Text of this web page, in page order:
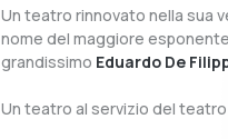
Un teatro rinnovato nella sua
nome del maggiore
grandissimo Eduardo De
Un teatro al servizio del